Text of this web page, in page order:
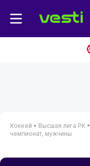
Хоккей • Высшая лига РК •
чемпионат, мужчины